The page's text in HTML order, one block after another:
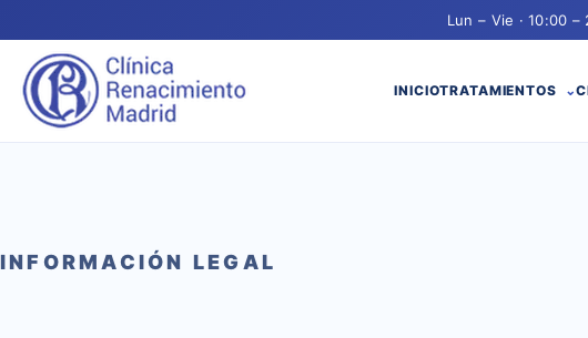
Lun – Vie · 10:00 –
INICIOTRATAMIENTOS
INFORMACIÓN LEGAL